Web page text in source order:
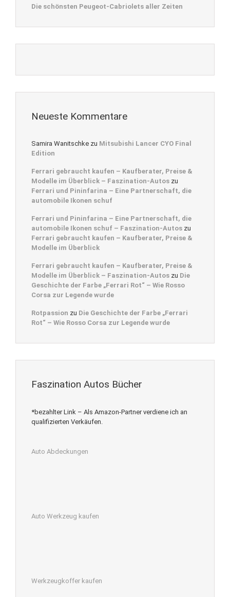
Die schönsten Peugeot-Cabriolets aller Zeiten
Neueste Kommentare
Samira Wanitschke zu Mitsubishi Lancer CYO Final
Edition
Ferrari gebraucht kaufen – Kaufberater, Preise &
Modelle im Überblick – Faszination-Autos zu
Ferrari und Pininfarina – Eine Partnerschaft, die
automobile Ikonen schuf
Ferrari und Pininfarina – Eine Partnerschaft, die
automobile Ikonen schuf – Faszination-Autos zu
Ferrari gebraucht kaufen – Kaufberater, Preise &
Modelle im Überblick
Ferrari gebraucht kaufen – Kaufberater, Preise &
Modelle im Überblick – Faszination-Autos zu Die
Geschichte der Farbe „Ferrari Rot“ – Wie Rosso
Corsa zur Legende wurde
Rotpassion zu Die Geschichte der Farbe „Ferrari
Rot“ – Wie Rosso Corsa zur Legende wurde
Faszination Autos Bücher
*bezahlter Link – Als Amazon-Partner verdiene ich an
qualifizierten Verkäufen.
Auto Abdeckungen
Auto Werkzeug kaufen
Werkzeugkoffer kaufen